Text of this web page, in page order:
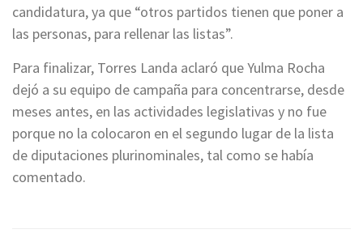
candidatura, ya que “otros partidos tienen que poner a
las personas, para rellenar las listas”.
Para finalizar, Torres Landa aclaró que Yulma Rocha
dejó a su equipo de campaña para concentrarse, desde
meses antes, en las actividades legislativas y no fue
porque no la colocaron en el segundo lugar de la lista
de diputaciones plurinominales, tal como se había
comentado.